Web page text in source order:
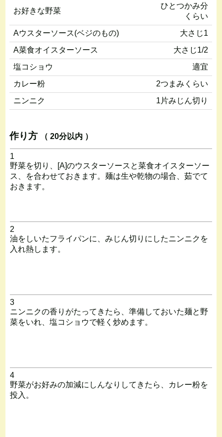
お好きな野菜
ひとつかみ分
くらい
Aウスターソース(ベジのもの)
大さじ1
A菜食オイスターソース
大さじ1/2
塩コショウ
適宜
カレー粉
2つまみくらい
ニンニク
1片みじん切り
作り方 （ 20分以内 ）
1
野菜を切り、[A]のウスターソースと菜食オイスターソー
ス、を合わせておきます。麺は生や乾物の場合、茹でて
おきます。
2
油をしいたフライパンに、みじん切りにしたニンニクを
入れ熱します。
3
ニンニクの香りがたってきたら、準備しておいた麺と野
菜をいれ、塩コショウで軽く炒めます。
4
野菜がお好みの加減にしんなりしてきたら、カレー粉を
投入。